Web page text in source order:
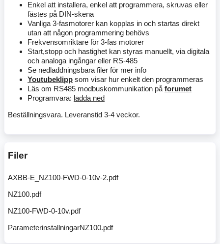
Enkel att installera, enkel att programmera, skruvas eller
fästes på DIN-skena
Vanliga 3-fasmotorer kan kopplas in och startas direkt
utan att någon programmering behövs
Frekvensomriktare för 3-fas motorer
Start,stopp och hastighet kan styras manuellt, via digitala
och analoga ingångar eller RS-485
Se nedladdningsbara filer för mer info
Youtubeklipp som visar hur enkelt den programmeras
Läs om RS485 modbuskommunikation på forumet
Programvara: ladda ned
Beställningsvara. Leveranstid 3-4 veckor.
Filer
AXBB-E_NZ100-FWD-0-10v-2.pdf
NZ100.pdf
NZ100-FWD-0-10v.pdf
ParameterinstallningarNZ100.pdf